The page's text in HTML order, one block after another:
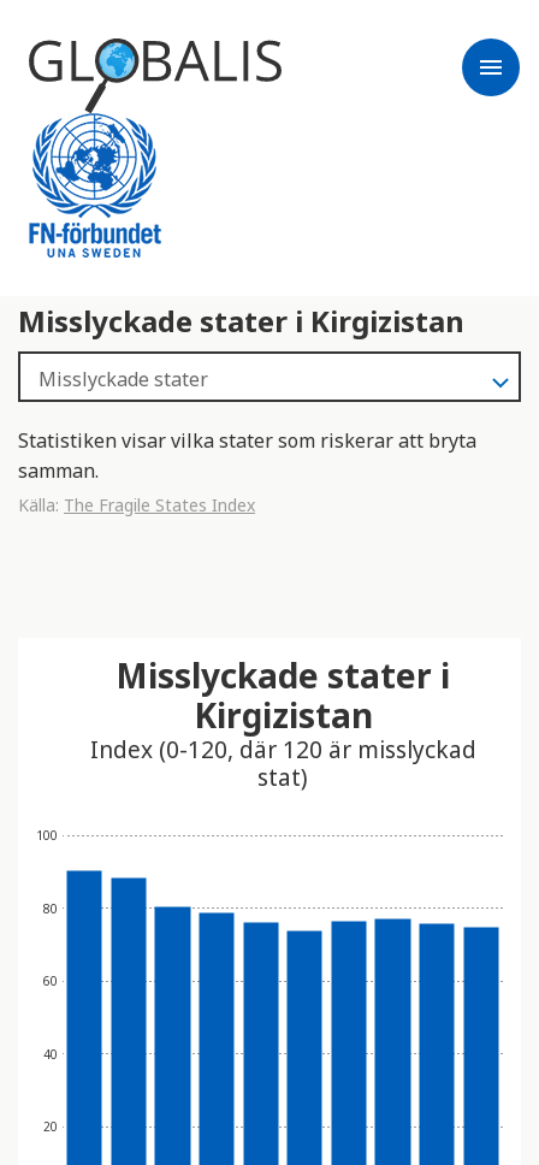
menu
Misslyckade stater i Kirgizistan
Statistiken visar vilka stater som riskerar att bryta
samman.
Källa: The Fragile States Index
20
40
60
80
100
Misslyckade stater i
Kirgizistan
Index (0-120, där 120 är misslyckad
stat)